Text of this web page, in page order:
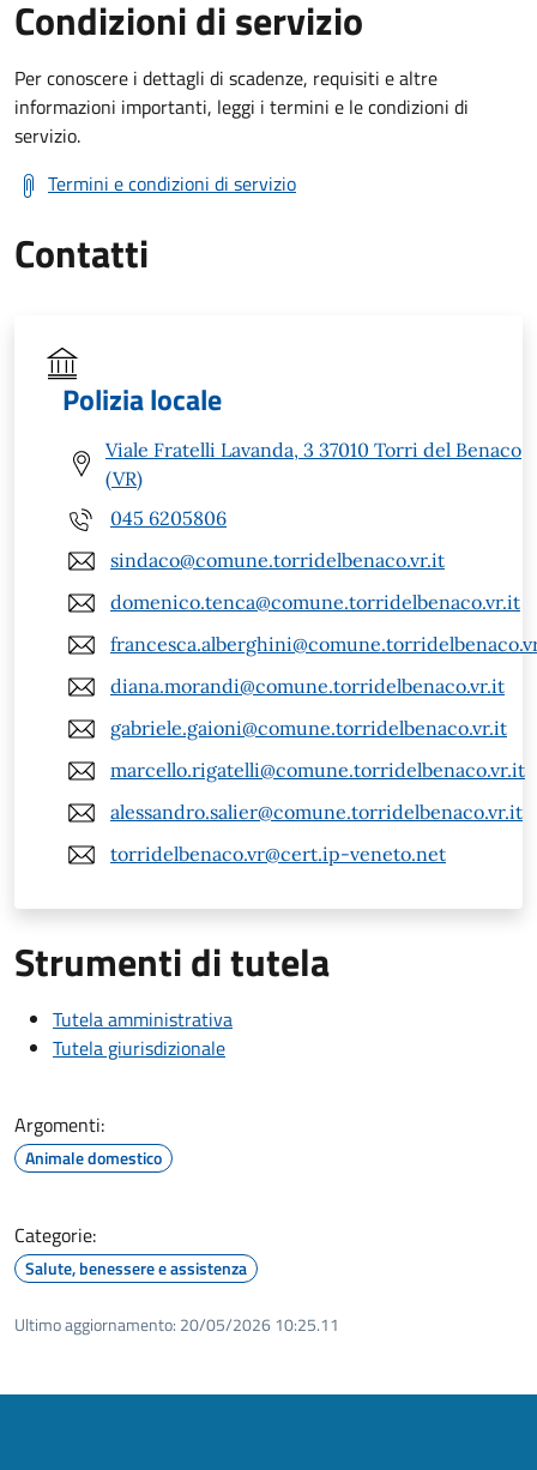
Condizioni di servizio
Per conoscere i dettagli di scadenze, requisiti e altre
informazioni importanti, leggi i termini e le condizioni di
servizio.
Termini e condizioni di servizio
Contatti
Polizia locale
Viale Fratelli Lavanda, 3 37010 Torri del Benaco
(VR)
045 6205806
sindaco@comune.torridelbenaco.vr.it
domenico.tenca@comune.torridelbenaco.vr.it
diana.morandi@comune.torridelbenaco.vr.it
gabriele.gaioni@comune.torridelbenaco.vr.it
marcello.rigatelli@comune.torridelbenaco.vr.it
alessandro.salier@comune.torridelbenaco.vr.it
torridelbenaco.vr@cert.ip-veneto.net
Strumenti di tutela
Tutela amministrativa
Tutela giurisdizionale
Argomenti:
Animale domestico
Categorie:
Salute, benessere e assistenza
Ultimo aggiornamento: 20/05/2026 10:25.11